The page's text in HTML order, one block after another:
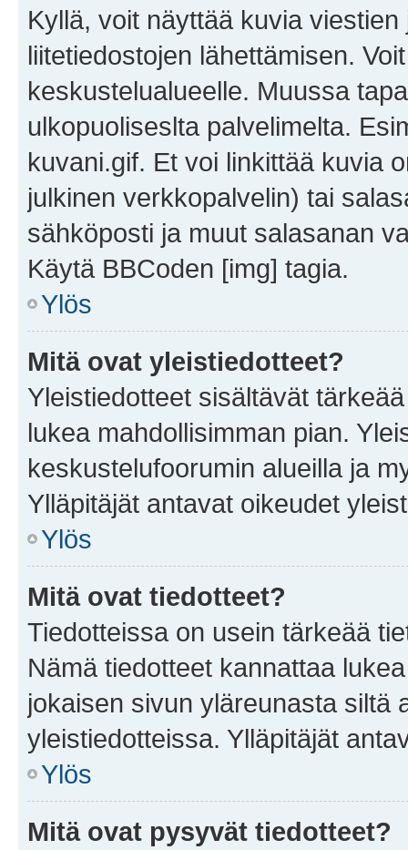
Kyllä, voit näyttää kuvia
liitetiedostojen lähettämisen.
keskustelualueelle. Muussa
ulkopuoliseslta palvelimelta.
kuvani.gif. Et voi linkittää kuvia
julkinen verkkopalvelin) tai
sähköposti ja muut salasanan
Käytä BBCoden [img] tagia.
Ylös
Mitä ovat yleistiedotteet?
Yleistiedotteet sisältävät
lukea mahdollisimman pian.
keskustelufoorumin alueilla ja
Ylläpitäjät antavat oikeudet
Ylös
Mitä ovat tiedotteet?
Tiedotteissa on usein tärkeää
Nämä tiedotteet kannattaa
jokaisen sivun yläreunasta siltä
yleistiedotteissa. Ylläpitäjät
Ylös
Mitä ovat pysyvät tiedotteet?